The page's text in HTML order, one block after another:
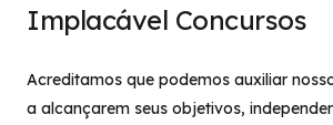
Implacável Concursos
Acreditamos que podemos auxiliar
a alcançarem seus objetivos,